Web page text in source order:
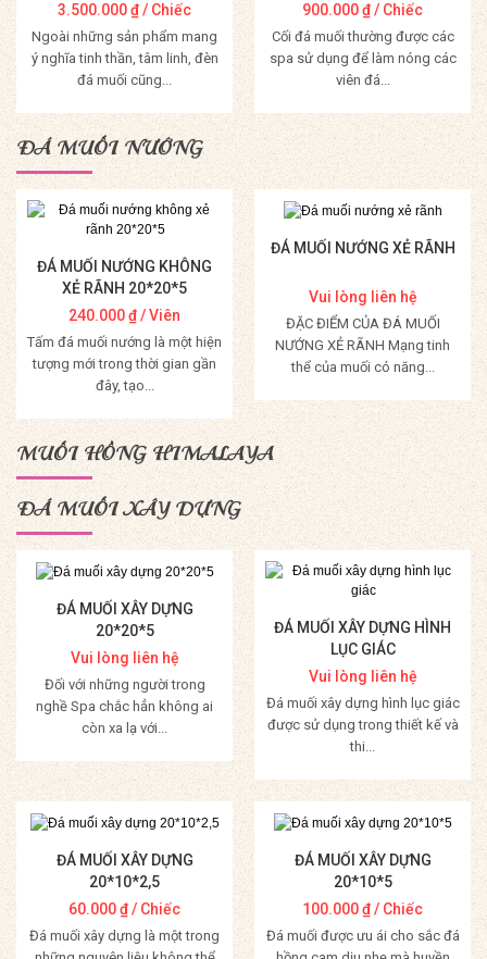
3.500.000₫/ Chiếc
Ngoài những sản phẩm mang
ý nghĩa tinh thần, tâm linh, đèn
đá muối cũng...
Mua Hàng
900.000₫/ Chiếc
Cối đá muối thường được các
spa sử dụng để làm nóng các
viên đá...
Mua Hàng
ĐÁ MUỐI NƯỚNG
ĐÁ MUỐI NƯỚNG KHÔNG
XẺ RÃNH 20*20*5
240.000₫/ Viên
Tấm đá muối nướng là một hiện
tượng mới trong thời gian gần
đây, tạo...
Mua Hàng
ĐÁ MUỐI NƯỚNG XẺ RÃNH
Vui lòng liên hệ
ĐẶC ĐIỂM CỦA ĐÁ MUỐI
NƯỚNG XẺ RÃNH Mạng tinh
thể của muối có năng...
Mua Hàng
MUỐI HỒNG HIMALAYA
ĐÁ MUỐI XÂY DỰNG
ĐÁ MUỐI XÂY DỰNG
20*20*5
Vui lòng liên hệ
Đối với những người trong
nghề Spa chắc hẳn không ai
còn xa lạ với...
Mua Hàng
ĐÁ MUỐI XÂY DỰNG HÌNH
LỤC GIÁC
Vui lòng liên hệ
Đá muối xây dựng hình lục giác
được sử dụng trong thiết kế và
thi...
Mua Hàng
ĐÁ MUỐI XÂY DỰNG
20*10*2,5
60.000₫/ Chiếc
Đá muối xây dựng là một trong
ĐÁ MUỐI XÂY DỰNG
20*10*5
100.000₫/ Chiếc
Đá muối được ưu ái cho sắc đá